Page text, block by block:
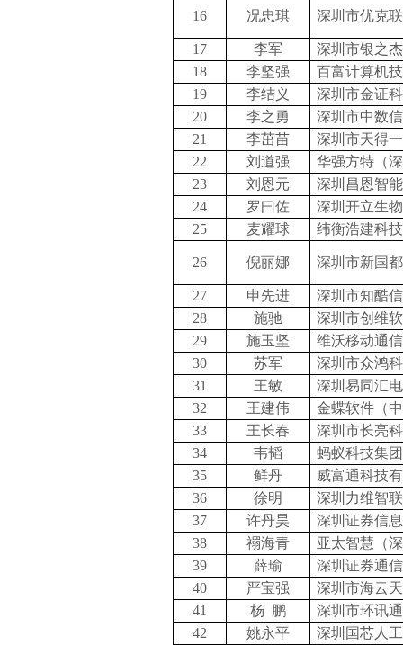
16 况忠琪 深圳市优克
17 李军
深圳市银之
18
李坚强
百富计算机
19
李结义
深圳市金证
20
李之勇
深圳市中数
21
李茁苗
深圳市天得
22
刘道强
华强方特（
23
刘恩元
深圳昌恩智
24
罗曰佐
深圳开立生
25
麦耀球 纬衡浩建科
26 倪丽娜 深圳市新国
27 申先进
深圳市知酷
28
施驰
深圳市创维
29
施玉坚
维沃移动通
30
苏军
深圳市众鸿
31
王敏
深圳易同汇
32
王建伟
金蝶软件（
33
王长春
深圳市长亮
34
韦韬
蚂蚁科技集
35
鲜丹
威富通科技
36
徐明
深圳力维智
37
许丹昊
深圳证券信
38
禤海青
亚太智慧（
39
薛瑜
深圳证券通
40
严宝强
深圳市海云
41
杨 鹏
深圳市环讯
42
姚永平 深圳国芯人